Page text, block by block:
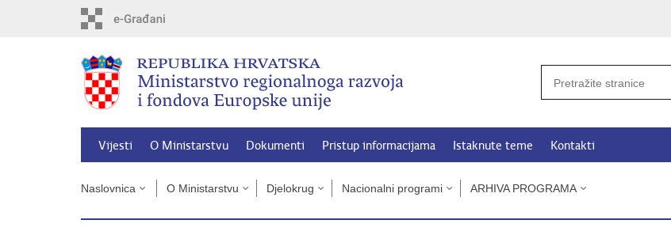
Vijesti O Ministarstvu Dokumenti Pristup informacijama Istaknute teme Kontakti
Naslovnica O Ministarstvu Djelokrug Nacionalni programi ARHIVA PROGRAMA